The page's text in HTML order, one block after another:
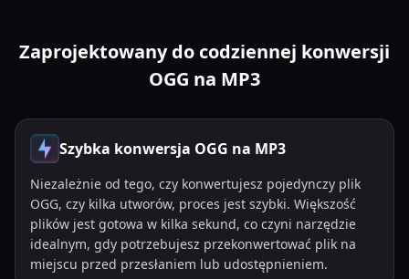
Zaprojektowany do codziennej konwersji
OGG na MP3
Szybka konwersja OGG na MP3
Niezależnie od tego, czy konwertujesz pojedynczy plik
OGG, czy kilka utworów, proces jest szybki. Większość
plików jest gotowa w kilka sekund, co czyni narzędzie
idealnym, gdy potrzebujesz przekonwertować plik na
miejscu przed przesłaniem lub udostępnieniem.